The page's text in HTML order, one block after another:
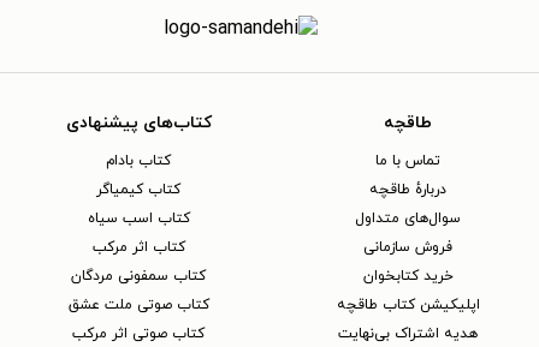
طاقچه
تماس با ما
دربارهٔ طاقچه
سوال‌های متداول
فروش سازمانی
خرید کتابخوان
اپلیکیشن کتاب طاقچه
هدیه اشتراک بی‌نهایت
کتاب‌های پیشنهادی
کتاب بادام
کتاب کیمیاگر
کتاب اسب سیاه
کتاب اثر مرکب
کتاب سمفونی مردگان
کتاب صوتی ملت عشق
کتاب صوتی اثر مرکب